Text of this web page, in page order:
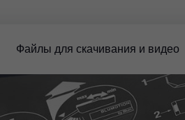
Файлы для скачивания и видео